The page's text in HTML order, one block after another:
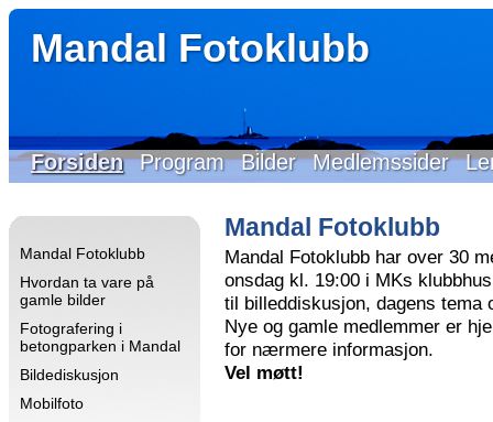
Mandal Fotoklubb
Forsiden Program Bilder Medlemssider
Mandal Fotoklubb
Hvordan ta vare på
gamle bilder
Fotografering i
betongparken i Mandal
Bildediskusjon
Mobilfoto
Mandal Fotoklubb
Mandal Fotoklubb har over 30
onsdag kl. 19:00 i MKs
til billeddiskusjon, dagens
Nye og gamle medlemmer er
for nærmere informasjon.
Vel møtt!